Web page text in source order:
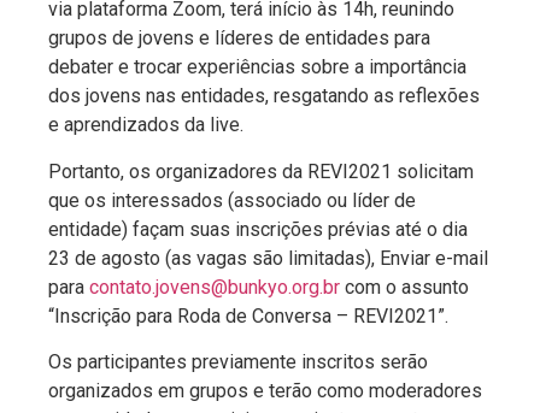
via plataforma Zoom, terá início às 14h, reunindo
grupos de jovens e líderes de entidades para
debater e trocar experiências sobre a importância
dos jovens nas entidades, resgatando as reflexões
e aprendizados da live.
Portanto, os organizadores da REVI2021 solicitam
que os interessados (associado ou líder de
entidade) façam suas inscrições prévias até o dia
23 de agosto (as vagas são limitadas), Enviar e-mail
para contato.jovens@bunkyo.org.br com o assunto
“Inscrição para Roda de Conversa – REVI2021”.
Os participantes previamente inscritos serão
organizados em grupos e terão como moderadores